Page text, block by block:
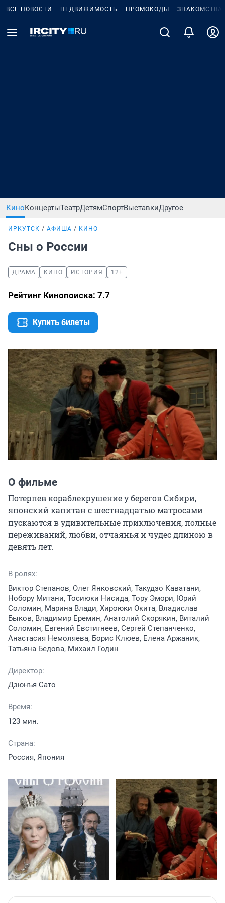
ВСЕ НОВОСТИ НЕДВИЖИМОСТЬ ПРОМОКОДЫ ЗНАКОМСТВА
КиноКонцертыТеатрДетямСпортВыставкиДругое
ИРКУТСК АФИША КИНО
Сны о России
ДРАМА КИНО ИСТОРИЯ 12+
Рейтинг Кинопоиска: 7.7
Купить билеты
О фильме
Потерпев кораблекрушение у берегов Сибири,
японский капитан с шестнадцатью матросами
пускаются в удивительные приключения, полные
переживаний, любви, отчаянья и чудес длиною в
девять лет.
В ролях:
Виктор Степанов, Олег Янковский, Такудзо Каватани,
Нобору Митани, Тосиюки Нисида, Тору Эмори, Юрий
Соломин, Марина Влади, Хироюки Окита, Владислав
Быков, Владимир Еремин, Анатолий Скорякин, Виталий
Соломин, Евгений Евстигнеев, Сергей Степанченко,
Анастасия Немоляева, Борис Клюев, Елена Аржаник,
Татьяна Бедова, Михаил Годин
Директор:
Дзюнъя Сато
Время:
123 мин.
Страна:
Россия, Япония